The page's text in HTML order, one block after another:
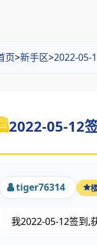
页>新手区>2022-05-
2022-05-12
tiger76314
我2022-05-12签到,